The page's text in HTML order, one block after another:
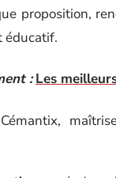
proposition,
éducatif.
: Les